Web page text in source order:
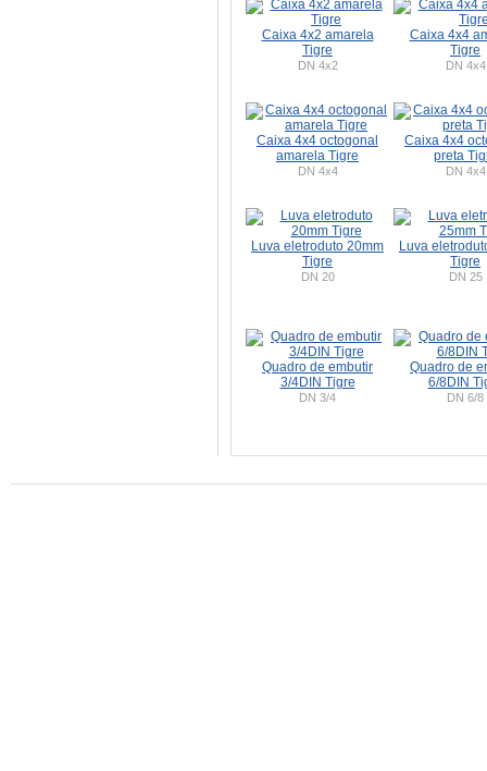
Caixa 4x2 amarela
Tigre
DN 4x2
Caixa 4x4
Tigre
DN 4x4
Caixa 4x4 octogonal
amarela Tigre
DN 4x4
Caixa 4x4
preta
DN 4x4
Luva eletroduto 20mm
Tigre
DN 20
Luva
Tigre
DN 25
Quadro de embutir
3/4DIN Tigre
DN 3/4
Quadro de
6/8DIN
DN 6/8